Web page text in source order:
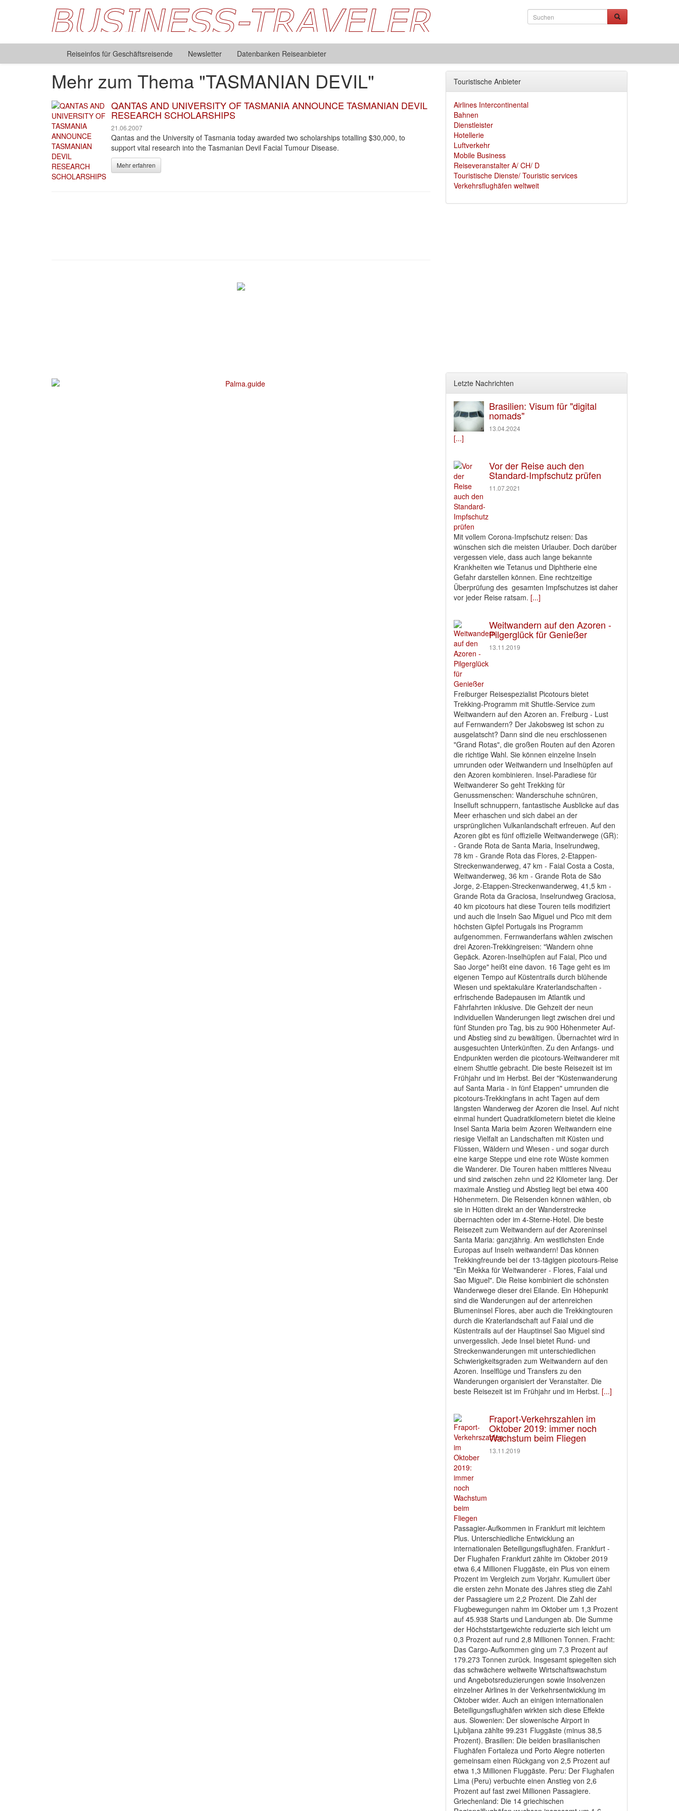
Reiseinfos für Geschäftsreisende Newsletter Datenbanken Reiseanbieter
Mehr zum Thema "TASMANIAN DEVIL"
QANTAS AND UNIVERSITY OF TASMANIA ANNOUNCE TASMANIAN DEVIL
RESEARCH SCHOLARSHIPS
21.06.2007
Qantas and the University of Tasmania today awarded two scholarships totalling $30,000, to
support vital research into the Tasmanian Devil Facial Tumour Disease.
Mehr erfahren
Touristische Anbieter
Airlines Intercontinental
Bahnen
Dienstleister
Hotellerie
Luftverkehr
Mobile Business
Reiseveranstalter A/ CH/ D
Touristische Dienste/ Touristic services
Verkehrsflughäfen weltweit
Letzte Nachrichten
Brasilien: Visum für "digital
nomads"
13.04.2024
[...]
Vor der Reise auch den
Standard-Impfschutz prüfen
11.07.2021
Mit vollem Corona-Impfschutz reisen: Das
wünschen sich die meisten Urlauber. Doch darüber
vergessen viele, dass auch lange bekannte
Krankheiten wie Tetanus und Diphtherie eine
Gefahr darstellen können. Eine rechtzeitige
Überprüfung des gesamten Impfschutzes ist daher
vor jeder Reise ratsam. [...]
Weitwandern auf den Azoren -
Pilgerglück für Genießer
13.11.2019
Freiburger Reisespezialist Picotours bietet
Trekking-Programm mit Shuttle-Service zum
Weitwandern auf den Azoren an. Freiburg - Lust
auf Fernwandern? Der Jakobsweg ist schon zu
ausgelatscht? Dann sind die neu erschlossenen
"Grand Rotas", die großen Routen auf den Azoren
die richtige Wahl. Sie können einzelne Inseln
umrunden oder Weitwandern und Inselhüpfen auf
den Azoren kombinieren. Insel-Paradiese für
Weitwanderer So geht Trekking für
Genussmenschen: Wanderschuhe schnüren,
Inselluft schnuppern, fantastische Ausblicke auf das
Meer erhaschen und sich dabei an der
ursprünglichen Vulkanlandschaft erfreuen. Auf den
Azoren gibt es fünf offizielle Weitwanderwege (GR):
- Grande Rota de Santa Maria, Inselrundweg,
78 km - Grande Rota das Flores, 2-Etappen-
Streckenwanderweg, 47 km - Faial Costa a Costa,
Weitwanderweg, 36 km - Grande Rota de São
Jorge, 2-Etappen-Streckenwanderweg, 41,5 km -
Grande Rota da Graciosa, Inselrundweg Graciosa,
40 km picotours hat diese Touren teils modifiziert
und auch die Inseln Sao Miguel und Pico mit dem
höchsten Gipfel Portugals ins Programm
aufgenommen. Fernwanderfans wählen zwischen
drei Azoren-Trekkingreisen: "Wandern ohne
Gepäck. Azoren-Inselhüpfen auf Faial, Pico und
Sao Jorge" heißt eine davon. 16 Tage geht es im
eigenen Tempo auf Küstentrails durch blühende
Wiesen und spektakuläre Kraterlandschaften -
erfrischende Badepausen im Atlantik und
Fährfahrten inklusive. Die Gehzeit der neun
individuellen Wanderungen liegt zwischen drei und
fünf Stunden pro Tag, bis zu 900 Höhenmeter Auf-
und Abstieg sind zu bewältigen. Übernachtet wird in
ausgesuchten Unterkünften. Zu den Anfangs- und
Endpunkten werden die picotours-Weitwanderer mit
einem Shuttle gebracht. Die beste Reisezeit ist im
Frühjahr und im Herbst. Bei der "Küstenwanderung
auf Santa Maria - in fünf Etappen" umrunden die
picotours-Trekkingfans in acht Tagen auf dem
längsten Wanderweg der Azoren die Insel. Auf nicht
einmal hundert Quadratkilometern bietet die kleine
Insel Santa Maria beim Azoren Weitwandern eine
riesige Vielfalt an Landschaften mit Küsten und
Flüssen, Wäldern und Wiesen - und sogar durch
eine karge Steppe und eine rote Wüste kommen
die Wanderer. Die Touren haben mittleres Niveau
und sind zwischen zehn und 22 Kilometer lang. Der
maximale Anstieg und Abstieg liegt bei etwa 400
Höhenmetern. Die Reisenden können wählen, ob
sie in Hütten direkt an der Wanderstrecke
übernachten oder im 4-Sterne-Hotel. Die beste
Reisezeit zum Weitwandern auf der Azoreninsel
Santa Maria: ganzjährig. Am westlichsten Ende
Europas auf Inseln weitwandern! Das können
Trekkingfreunde bei der 13-tägigen picotours-Reise
"Ein Mekka für Weitwanderer - Flores, Faial und
Sao Miguel". Die Reise kombiniert die schönsten
Wanderwege dieser drei Eilande. Ein Höhepunkt
sind die Wanderungen auf der artenreichen
Blumeninsel Flores, aber auch die Trekkingtouren
durch die Kraterlandschaft auf Faial und die
Küstentrails auf der Hauptinsel Sao Miguel sind
unvergesslich. Jede Insel bietet Rund- und
Streckenwanderungen mit unterschiedlichen
Schwierigkeitsgraden zum Weitwandern auf den
Azoren. Inselflüge und Transfers zu den
Wanderungen organisiert der Veranstalter. Die
beste Reisezeit ist im Frühjahr und im Herbst. [...]
Fraport-Verkehrszahlen im
Oktober 2019: immer noch
Wachstum beim Fliegen
13.11.2019
Passagier-Aufkommen in Frankfurt mit leichtem
Plus. Unterschiedliche Entwicklung an
internationalen Beteiligungsflughäfen. Frankfurt -
Der Flughafen Frankfurt zählte im Oktober 2019
etwa 6,4 Millionen Fluggäste, ein Plus von einem
Prozent im Vergleich zum Vorjahr. Kumuliert über
die ersten zehn Monate des Jahres stieg die Zahl
der Passagiere um 2,2 Prozent. Die Zahl der
Flugbewegungen nahm im Oktober um 1,3 Prozent
auf 45.938 Starts und Landungen ab. Die Summe
der Höchststartgewichte reduzierte sich leicht um
0,3 Prozent auf rund 2,8 Millionen Tonnen. Fracht:
Das Cargo-Aufkommen ging um 7,3 Prozent auf
179.273 Tonnen zurück. Insgesamt spiegelten sich
das schwächere weltweite Wirtschaftswachstum
und Angebotsreduzierungen sowie Insolvenzen
einzelner Airlines in der Verkehrsentwicklung im
Oktober wider. Auch an einigen internationalen
Beteiligungsflughäfen wirkten sich diese Effekte
aus. Slowenien: Der slowenische Airport in
Ljubljana zählte 99.231 Fluggäste (minus 38,5
Prozent). Brasilien: Die beiden brasilianischen
Flughäfen Fortaleza und Porto Alegre notierten
gemeinsam einen Rückgang von 2,5 Prozent auf
etwa 1,3 Millionen Fluggäste. Peru: Der Flughafen
Lima (Peru) verbuchte einen Anstieg von 2,6
Prozent auf fast zwei Millionen Passagiere.
Griechenland: Die 14 griechischen